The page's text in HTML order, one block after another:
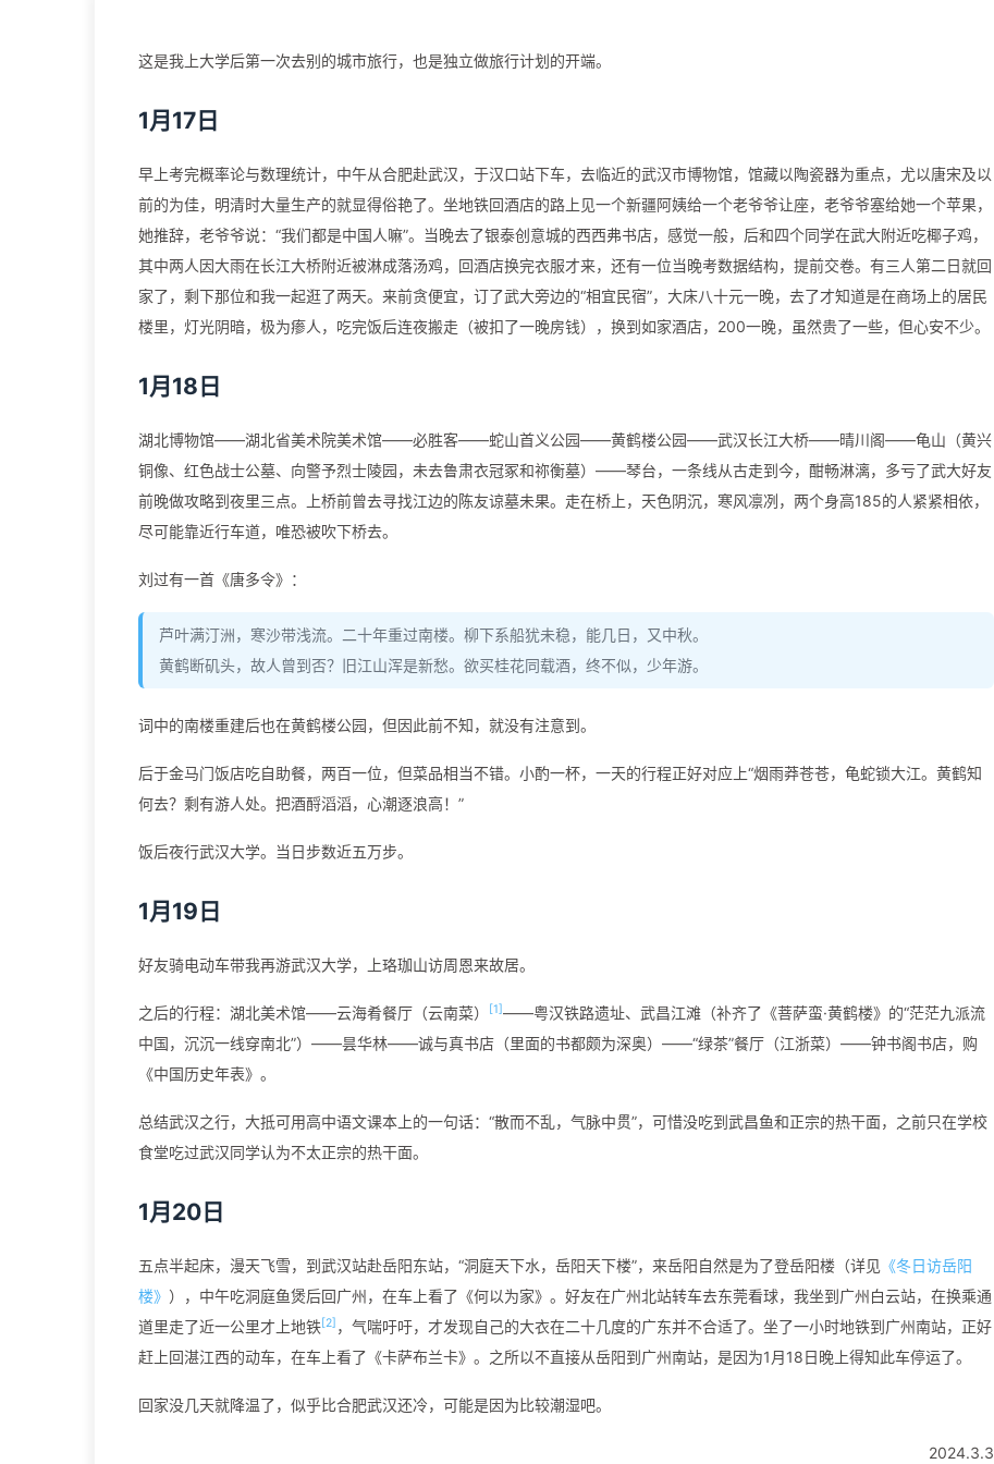
这是我上大学后第一次去别的城市旅行，也是独立做旅行计划的开端。
1月17日
早上考完概率论与数理统计，中午从合肥赴武汉，于汉口站下车，去临近的武汉市博物馆，馆藏以陶瓷器为重点，尤以唐宋及以
前的为佳，明清时大量生产的就显得俗艳了。坐地铁回酒店的路上见一个新疆阿姨给一个老爷爷让座，老爷爷塞给她一个苹果，
她推辞，老爷爷说：“我们都是中国人嘛”。当晚去了银泰创意城的西西弗书店，感觉一般，后和四个同学在武大附近吃椰子鸡，
其中两人因大雨在长江大桥附近被淋成落汤鸡，回酒店换完衣服才来，还有一位当晚考数据结构，提前交卷。有三人第二日就回
家了，剩下那位和我一起逛了两天。来前贪便宜，订了武大旁边的“相宜民宿”，大床八十元一晚，去了才知道是在商场上的居民
楼里，灯光阴暗，极为瘆人，吃完饭后连夜搬走（被扣了一晚房钱），换到如家酒店，200一晚，虽然贵了一些，但心安不少。
1月18日
湖北博物馆——湖北省美术院美术馆——必胜客——蛇山首义公园——黄鹤楼公园——武汉长江大桥——晴川阁——龟山（黄兴
铜像、红色战士公墓、向警予烈士陵园，未去鲁肃衣冠冢和祢衡墓）——琴台，一条线从古走到今，酣畅淋漓，多亏了武大好友
前晚做攻略到夜里三点。上桥前曾去寻找江边的陈友谅墓未果。走在桥上，天色阴沉，寒风凛冽，两个身高185的人紧紧相依，
尽可能靠近行车道，唯恐被吹下桥去。
刘过有一首《唐多令》：
芦叶满汀洲，寒沙带浅流。二十年重过南楼。柳下系船犹未稳，能几日，又中秋。
黄鹤断矶头，故人曾到否？旧江山浑是新愁。欲买桂花同载酒，终不似，少年游。
词中的南楼重建后也在黄鹤楼公园，但因此前不知，就没有注意到。
后于金马门饭店吃自助餐，两百一位，但菜品相当不错。小酌一杯，一天的行程正好对应上“烟雨莽苍苍，龟蛇锁大江。黄鹤知
何去？剩有游人处。把酒酹滔滔，心潮逐浪高！”
饭后夜行武汉大学。当日步数近五万步。
1月19日
好友骑电动车带我再游武汉大学，上珞珈山访周恩来故居。
之后的行程：湖北美术馆——云海肴餐厅（云南菜） [1]——粤汉铁路遗址、武昌江滩（补齐了《菩萨蛮·黄鹤楼》的“茫茫九派流
中国，沉沉一线穿南北”）——昙华林——诚与真书店（里面的书都颇为深奥）——“绿茶”餐厅（江浙菜）——钟书阁书店，购
《中国历史年表》。
总结武汉之行，大抵可用高中语文课本上的一句话：“散而不乱，气脉中贯”，可惜没吃到武昌鱼和正宗的热干面，之前只在学校
食堂吃过武汉同学认为不太正宗的热干面。
1月20日
五点半起床，漫天飞雪，到武汉站赴岳阳东站，“洞庭天下水，岳阳天下楼”，来岳阳自然是为了登岳阳楼（详见 《冬日访岳阳
楼》 ），中午吃洞庭鱼煲后回广州，在车上看了《何以为家》。好友在广州北站转车去东莞看球，我坐到广州白云站，在换乘通
道里走了近一公里才上地铁[2] ，气喘吁吁，才发现自己的大衣在二十几度的广东并不合适了。坐了一小时地铁到广州南站，正好
赶上回湛江西的动车，在车上看了《卡萨布兰卡》。之所以不直接从岳阳到广州南站，是因为1月18日晚上得知此车停运了。
回家没几天就降温了，似乎比合肥武汉还冷，可能是因为比较潮湿吧。
2024.3.3